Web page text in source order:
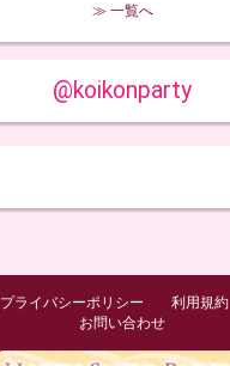
≫ 一覧へ
@koikonparty
プライバシーポリシー 利用規約
お問い合わせ